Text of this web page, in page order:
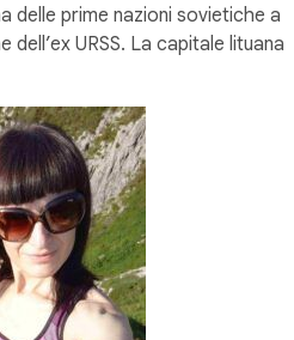
delle prime nazioni sovietiche a
dell’ex URSS. La capitale lituana